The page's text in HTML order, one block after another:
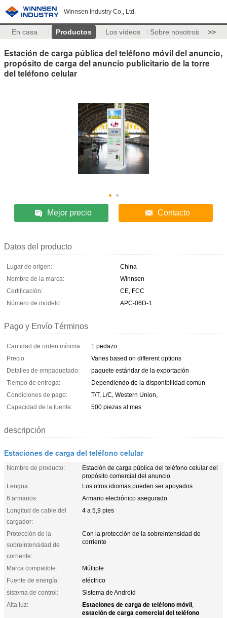
Winnsen Industry Co., Ltd.
En casa Productos Los vídeos Sobre nosotros >>
Estación de carga pública del teléfono móvil del anuncio,
propósito de carga del anuncio publicitario de la torre
del teléfono celular
Mejor precio Contacto
Datos del producto
Lugar de origen:
China
Nombre de la marca:
Winnsen
Certificación:
CE, FCC
Número de modelo:
APC-06D-1
Pago y Envío Términos
Cantidad de orden mínima:
1 pedazo
Precio:
Varies based on different options
Detalles de empaquetado:
paquete estándar de la exportación
Tiempo de entrega:
Dependiendo de la disponibilidad común
Condiciones de pago:
T/T, L/C, Western Union,
Capacidad de la fuente:
500 piezas al mes
descripción
Estaciones de carga del teléfono celular
Nombre de producto:
Estación de carga pública del teléfono celular del
propósito comercial del anuncio
Lengua:
Los otros idiomas pueden ser apoyados
6 armarios:
Armario electrónico asegurado
Longitud de cable del
cargador:
4 a 5,9 pies
Protección de la
sobreintensidad de
corriente:
Con la protección de la sobreintensidad de
corriente
Marca compatible:
Múltiple
Fuente de energía:
eléctrico
sistema de control:
Sistema de Android
Alta luz:
Estaciones de carga de teléfono móvil,
estación de carga comercial del teléfono